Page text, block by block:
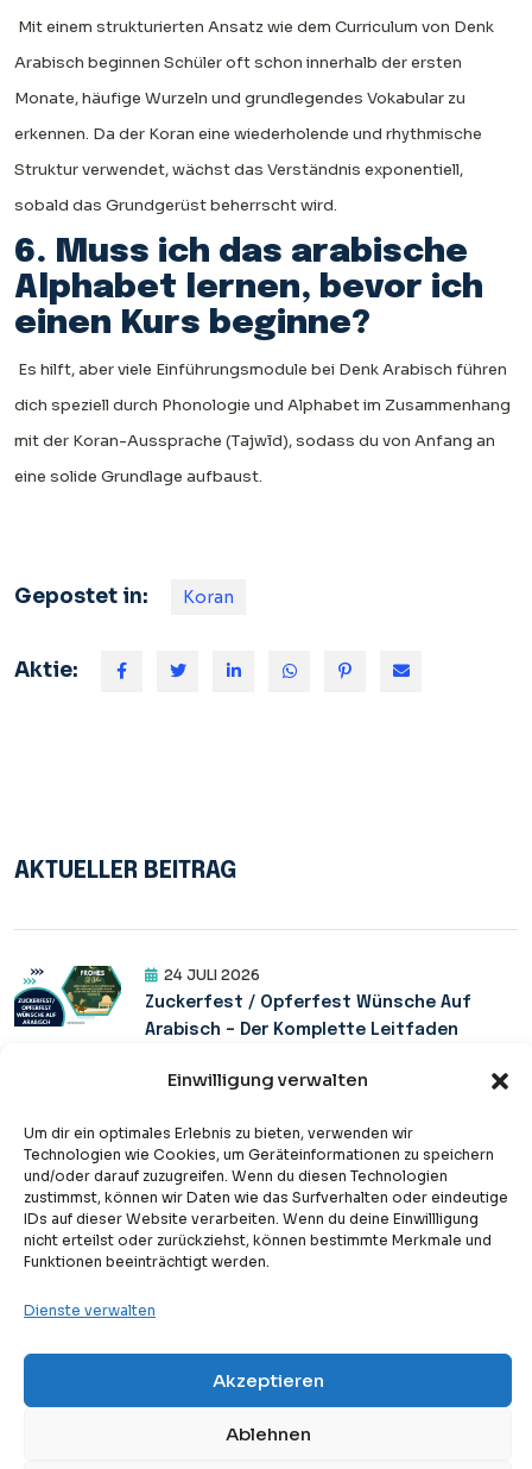
Einwilligung verwalten
Um dir ein optimales Erlebnis zu bieten, verwenden wir
Technologien wie Cookies, um Geräteinformationen zu speichern
und/oder darauf zuzugreifen. Wenn du diesen Technologien
zustimmst, können wir Daten wie das Surfverhalten oder eindeutige
IDs auf dieser Website verarbeiten. Wenn du deine Einwillligung
nicht erteilst oder zurückziehst, können bestimmte Merkmale und
Funktionen beeinträchtigt werden.
Dienste verwalten
Akzeptieren
Ablehnen
Mit einem strukturierten Ansatz wie dem Curriculum von Denk
Arabisch beginnen Schüler oft schon innerhalb der ersten
Monate, häufige Wurzeln und grundlegendes Vokabular zu
erkennen. Da der Koran eine wiederholende und rhythmische
Struktur verwendet, wächst das Verständnis exponentiell,
sobald das Grundgerüst beherrscht wird.
6. Muss ich das arabische
Alphabet lernen, bevor ich
einen Kurs beginne?
Es hilft, aber viele Einführungsmodule bei Denk Arabisch führen
dich speziell durch Phonologie und Alphabet im Zusammenhang
mit der Koran-Aussprache (Tajwīd), sodass du von Anfang an
eine solide Grundlage aufbaust.
Gepostet in: Koran
Aktie:
AKTUELLER BEITRAG
24 JULI 2026
Zuckerfest / Opferfest Wünsche Auf
Arabisch – Der Komplette Leitfaden
24 JULI 2026
Bruder Auf Arabisch – Dein Leitfaden Für
Die Arabische Sprache
Danke Sagen Auf Arabisch – Der Ultimative
23 JULI 2026
Kostenlose Probestunde